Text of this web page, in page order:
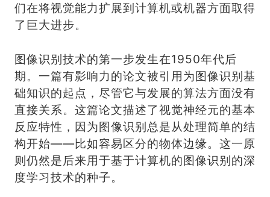
们在将视觉能力扩展到计算机或机器方面取得
了巨大进步。
图像识别技术的第一步发生在1950年代后
期。一篇有影响力的论文被引用为图像识别基
础知识的起点，尽管它与发展的算法方面没有
直接关系。这篇论文描述了视觉神经元的基本
反应特性，因为图像识别总是从处理简单的结
构开始——比如容易区分的物体边缘。这一原
则仍然是后来用于基于计算机的图像识别的深
度学习技术的种子。